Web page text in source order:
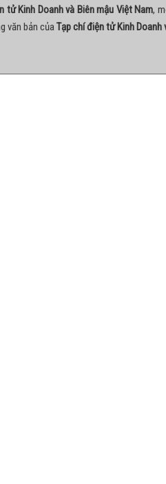
tử Kinh Doanh và Biên mậu Việt Nam,
văn bản củaTạp chí điện tử Kinh Doanh